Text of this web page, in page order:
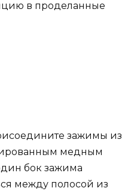
в проделанные
зажимы из
медным
бок зажима
между полосой из